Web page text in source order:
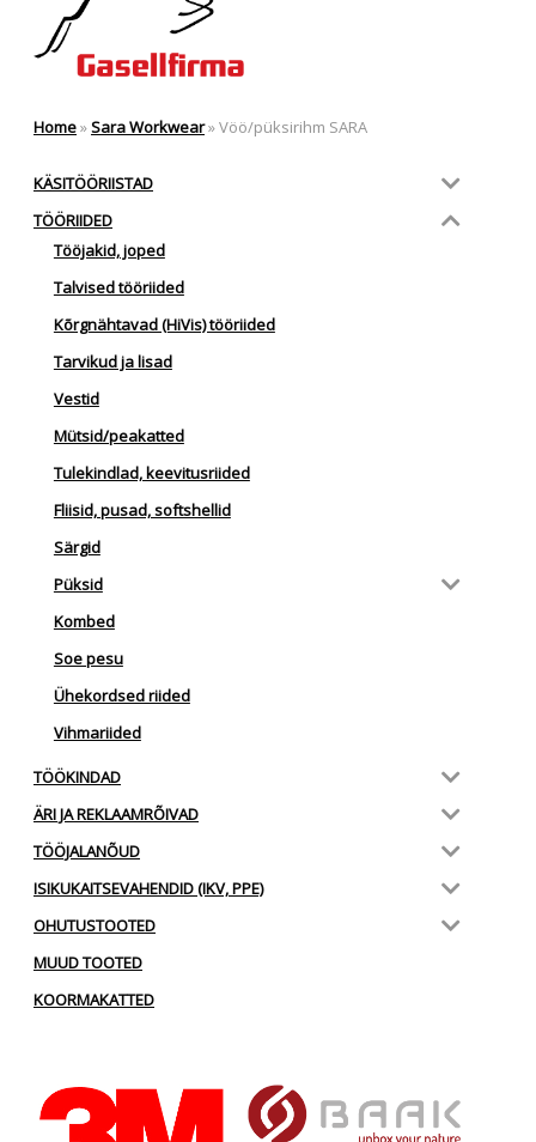
Home»Sara Workwear»Vöö/püksirihm SARA
KÄSITÖÖRIISTAD
TÖÖRIIDED
Tööjakid, joped
Talvised tööriided
Kõrgnähtavad (HiVis) tööriided
Tarvikud ja lisad
Vestid
Mütsid/peakatted
Tulekindlad, keevitusriided
Fliisid, pusad, softshellid
Särgid
Püksid
Kombed
Soe pesu
Ühekordsed riided
Vihmariided
TÖÖKINDAD
ÄRI JA REKLAAMRÕIVAD
TÖÖJALANÕUD
ISIKUKAITSEVAHENDID (IKV, PPE)
OHUTUSTOOTED
MUUD TOOTED
KOORMAKATTED